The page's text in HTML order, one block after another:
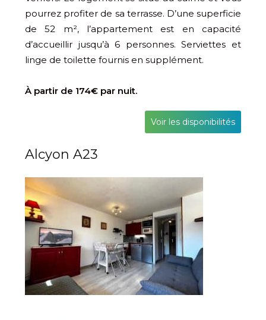
pourrez profiter de sa terrasse. D’une superficie
de 52 m², l’appartement est en capacité
d’accueillir jusqu’à 6 personnes. Serviettes et
linge de toilette fournis en supplément.
À partir de 174€ par nuit.
Voir les disponibilités
Alcyon A23